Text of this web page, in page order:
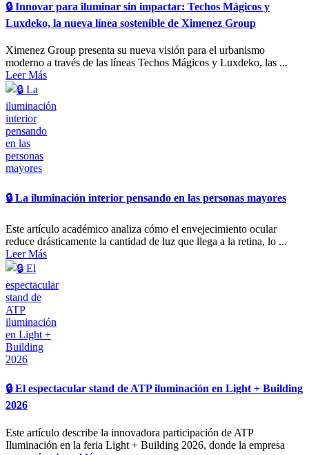
🔒​ Innovar para iluminar sin impactar: Techos Mágicos y
Luxdeko, la nueva línea sostenible de Ximenez Group
Ximenez Group presenta su nueva visión para el urbanismo
moderno a través de las líneas Techos Mágicos y Luxdeko, las ...
Leer Más
🔒 La iluminación interior pensando en las personas mayores
Este artículo académico analiza cómo el envejecimiento ocular
reduce drásticamente la cantidad de luz que llega a la retina, lo ...
Leer Más
🔒​ El espectacular stand de ATP iluminación en Light + Building
2026
Este artículo describe la innovadora participación de ATP
Iluminación en la feria Light + Building 2026, donde la empresa